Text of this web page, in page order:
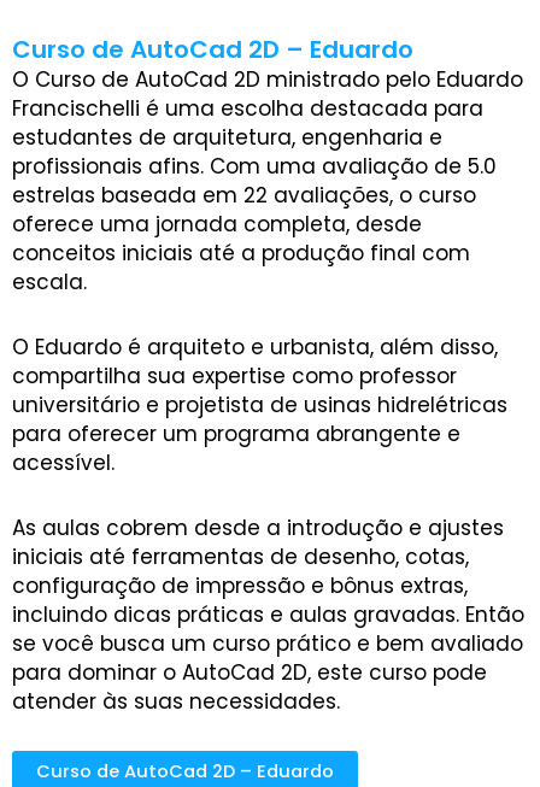
Curso de AutoCad 2D – Eduardo
O Curso de AutoCad 2D ministrado pelo Eduardo
Francischelli é uma escolha destacada para
estudantes de arquitetura, engenharia e
profissionais afins. Com uma avaliação de 5.0
estrelas baseada em 22 avaliações, o curso
oferece uma jornada completa, desde
conceitos iniciais até a produção final com
escala.
O Eduardo é arquiteto e urbanista, além disso,
compartilha sua expertise como professor
universitário e projetista de usinas hidrelétricas
para oferecer um programa abrangente e
acessível.
As aulas cobrem desde a introdução e ajustes
iniciais até ferramentas de desenho, cotas,
configuração de impressão e bônus extras,
incluindo dicas práticas e aulas gravadas. Então
se você busca um curso prático e bem avaliado
para dominar o AutoCad 2D, este curso pode
atender às suas necessidades.
Curso de AutoCad 2D – Eduardo